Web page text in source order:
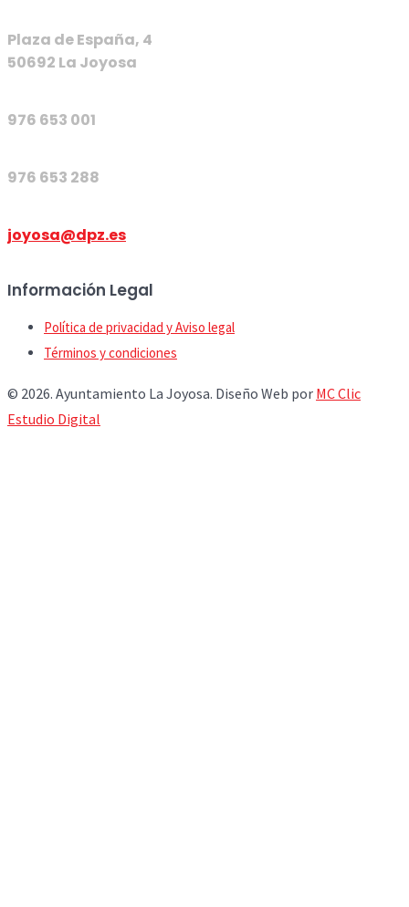
Plaza de España, 4
50692 La Joyosa
976 653 001
976 653 288
joyosa@dpz.es
Información Legal
Política de privacidad y Aviso legal
Términos y condiciones
© 2026. Ayuntamiento La Joyosa. Diseño Web por MC Clic
Estudio Digital